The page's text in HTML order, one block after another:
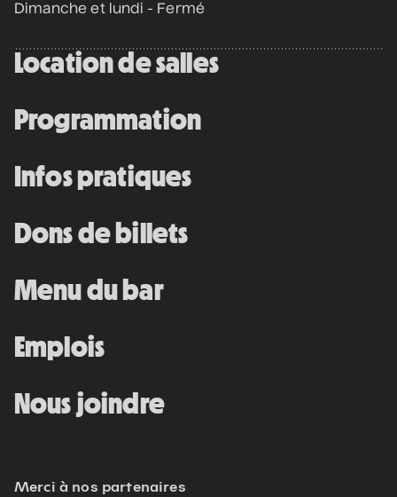
Annexe3
12 septembre 2026
Station culturelle Momo
Programmation complète
Achat par téléphone
Dimanche et lundi - Fermé
Location de salles
Programmation
Infos pratiques
Dons de billets
Menu du bar
Emplois
Nous joindre
Merci à nos partenaires